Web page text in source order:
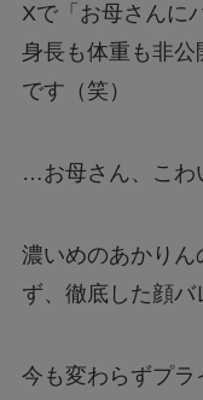
Xで「お母さんに
身長も体重も非公
です（笑）
…お母さん、こわ
濃いめのあかり
ず、徹底した顔バ
今も変わらずプ